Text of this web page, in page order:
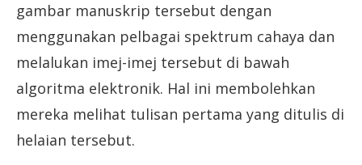
gambar manuskrip tersebut dengan
menggunakan pelbagai spektrum cahaya dan
melalukan imej-imej tersebut di bawah
algoritma elektronik. Hal ini membolehkan
mereka melihat tulisan pertama yang ditulis di
helaian tersebut.